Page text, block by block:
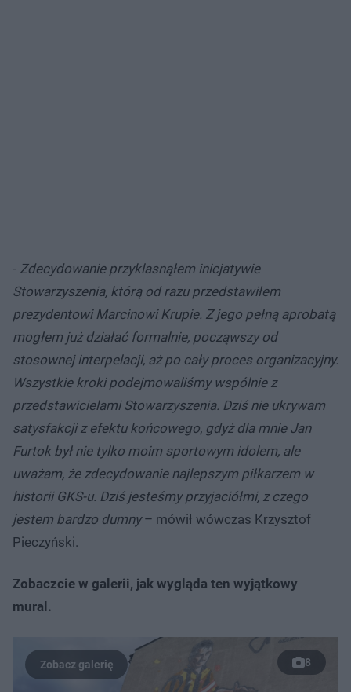
- Zdecydowanie przyklasnąłem inicjatywie
Stowarzyszenia, którą od razu przedstawiłem
prezydentowi Marcinowi Krupie. Z jego pełną aprobatą
mogłem już działać formalnie, począwszy od
stosownej interpelacji, aż po cały proces organizacyjny.
Wszystkie kroki podejmowaliśmy wspólnie z
przedstawicielami Stowarzyszenia. Dziś nie ukrywam
satysfakcji z efektu końcowego, gdyż dla mnie Jan
Furtok był nie tylko moim sportowym idolem, ale
uważam, że zdecydowanie najlepszym piłkarzem w
historii GKS-u. Dziś jesteśmy przyjaciółmi, z czego
jestem bardzo dumny– mówił wówczas Krzysztof
Pieczyński.
Zobaczcie w galerii, jak wygląda ten wyjątkowy
mural.
8